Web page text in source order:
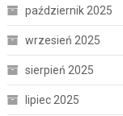
październik 2025
wrzesień 2025
sierpień 2025
lipiec 2025